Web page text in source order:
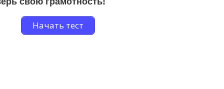
Начать тест